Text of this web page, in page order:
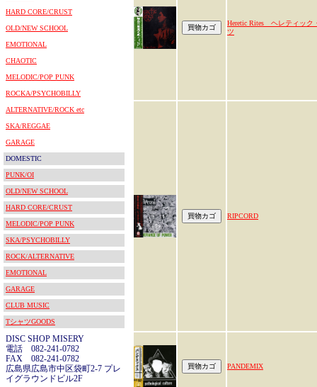
HARD CORE/CRUST
OLD/NEW SCHOOL
EMOTIONAL
CHAOTIC
MELODIC/POP PUNK
ROCKA/PSYCHOBILLY
ALTERNATIVE/ROCK etc
SKA/REGGAE
GARAGE
DOMESTIC
PUNK/OI
OLD/NEW SCHOOL
HARD CORE/CRUST
MELODIC/POP PUNK
SKA/PSYCHOBILLY
ROCK/ALTERNATIVE
EMOTIONAL
GARAGE
CLUB MUSIC
TシャツGOODS
DISC SHOP MISERY
電話 082-241-0782
FAX 082-241-0782
広島県広島市中区袋町2-7 プレ
イグラウンドビル2F
Heretic Rites ヘレティック
ツ
RIPCORD
PANDEMIX